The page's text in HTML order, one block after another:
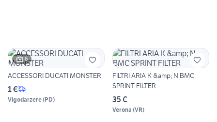
6
ACCESSORI DUCATI MONSTER
1 €
Vigodarzere(PD)
FILTRI ARIA K &amp; N BMC
SPRINT FILTER
35 €
Verona (VR)